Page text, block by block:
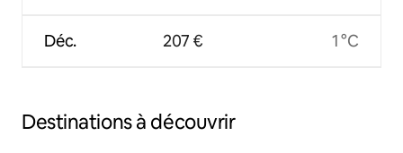
Déc. 207 € 1 °C
Destinations à découvrir